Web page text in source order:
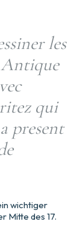
les
qui
present
wichtiger
Mitte des 17.